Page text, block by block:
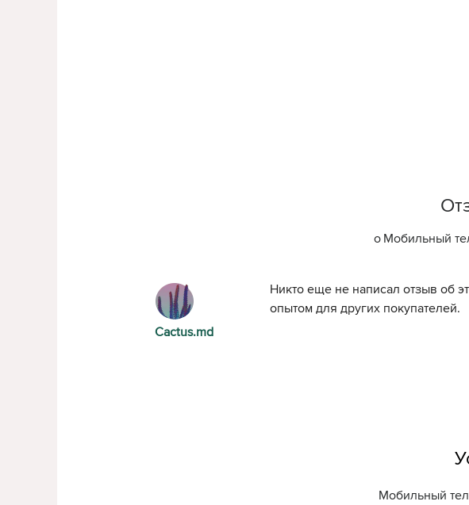
о Мобильный
Cactus.md
Никто еще не написал отзыв об
опытом для других покупателей.
Мобильный